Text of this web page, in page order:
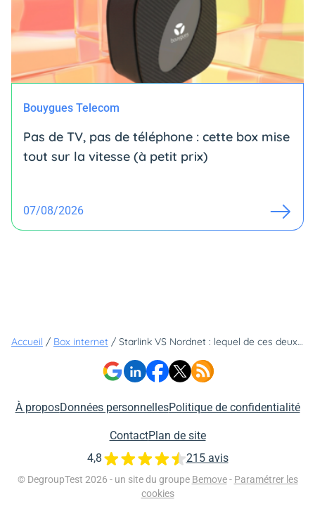
Bouygues Telecom
Pas de TV, pas de téléphone : cette box mise
tout sur la vitesse (à petit prix)
07/08/2026
Accueil / Box internet / Starlink VS Nordnet : lequel de ces deux fournisseurs d'offre satellite est le plus intéressant ?
À proposDonnées personnellesPolitique de confidentialité
ContactPlan de site
© DegroupTest 2026 - un site du groupe Bemove - Paramétrer les
cookies
4,8 215 avis